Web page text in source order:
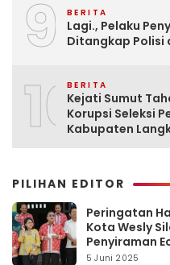
9 BERITA
Lagi., Pelaku
Ditangkap Polisi
10BERITA
Kejati Sumut
Korupsi Seleksi
Kabupaten
PILIHAN EDITOR
Peringatan
Kota Wesly
Penyiraman
Pinggir
5 Juni 2025